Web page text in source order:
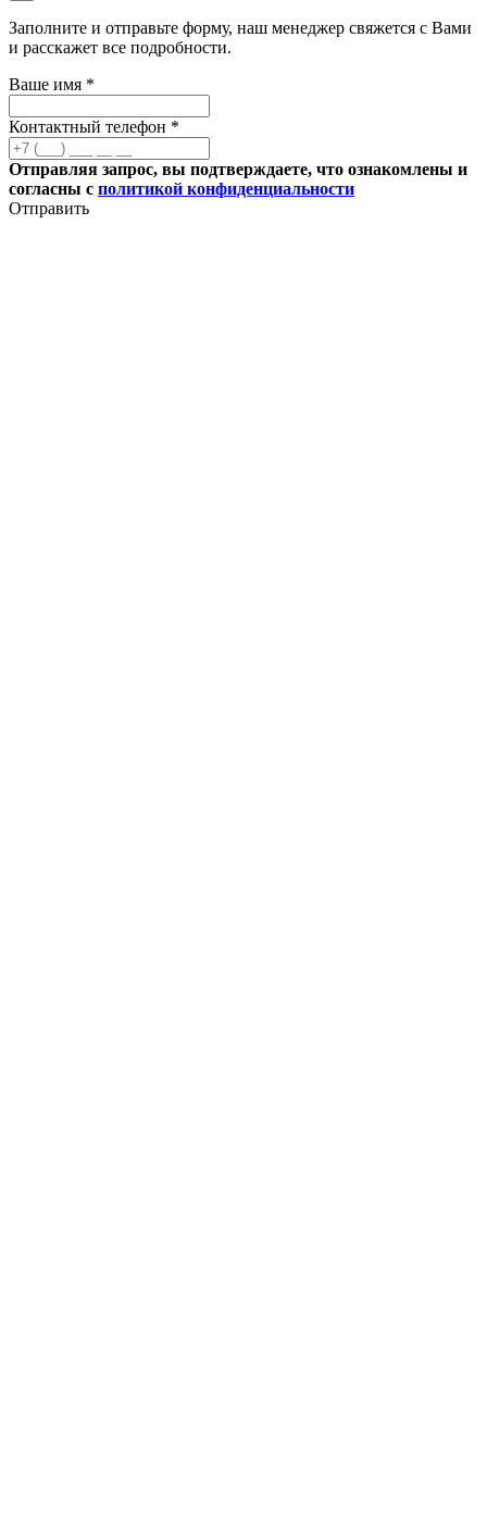
Заполните и отправьте форму, наш менеджер свяжется с Вами
и расскажет все подробности.
Ваше имя *
Контактный телефон *
Отправляя запрос, вы подтверждаете, что ознакомлены и
согласны с политикой конфиденциальности
Отправить